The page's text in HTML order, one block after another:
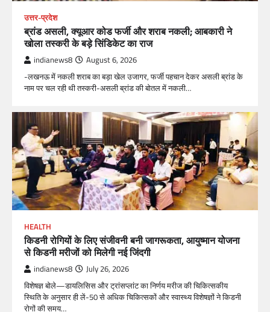
उत्तर-प्रदेश
ब्रांड असली, क्यूआर कोड फर्जी और शराब नकली; आबकारी ने
खोला तस्करी के बड़े सिंडिकेट का राज
indianews8 August 6, 2026
-लखनऊ में नकली शराब का बड़ा खेल उजागर, फर्जी पहचान देकर असली ब्रांड के
नाम पर चल रही थी तस्करी-असली ब्रांड की बोतल में नकली…
HEALTH
किडनी रोगियों के लिए संजीवनी बनी जागरूकता, आयुष्मान योजना
से किडनी मरीजों को मिलेगी नई जिंदगी
indianews8 July 26, 2026
विशेषज्ञ बोले—डायलिसिस और ट्रांसप्लांट का निर्णय मरीज की चिकित्सकीय
स्थिति के अनुसार ही लें-50 से अधिक चिकित्सकों और स्वास्थ्य विशेषज्ञों ने किडनी
रोगों की समय…